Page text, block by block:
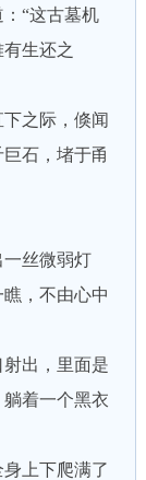
“这古墓机
生还之
之际，倏闻
石，堵于甬
丝微弱灯
，不由心中
出，里面是
着一个黑衣
上下爬满了